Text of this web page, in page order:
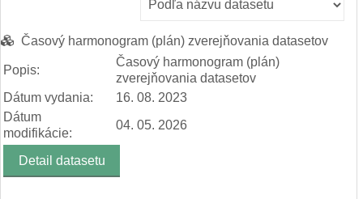
Časový harmonogram (plán) zverejňovania datasetov
Popis:
Časový harmonogram (plán)
zverejňovania datasetov
Dátum vydania:
16. 08. 2023
Dátum
modifikácie:
04. 05. 2026
Detail datasetu